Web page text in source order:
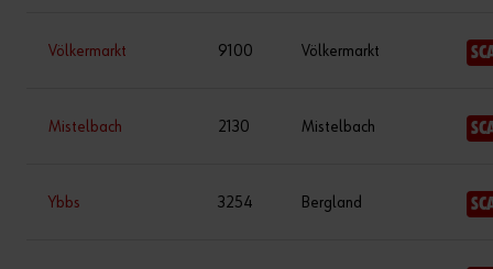
Völkermarkt 9100 Völkermarkt
Mistelbach 2130 Mistelbach
Ybbs 3254 Bergland